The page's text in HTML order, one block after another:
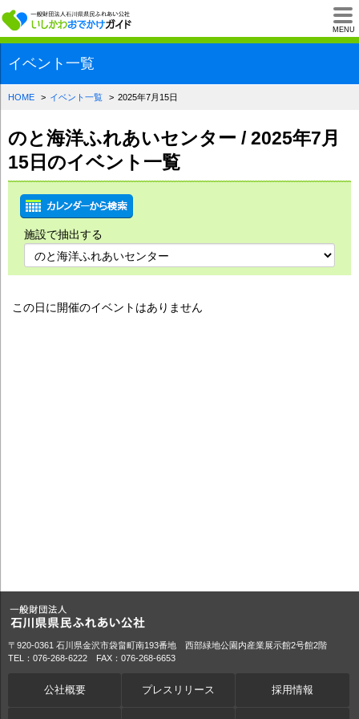
MENU
一般財団法人石川
イベント一覧
HOME イベント一覧 2025年7月15日
のと海洋ふれあいセンター / 2025年7月
15日のイベント一覧
施設で抽出する
この日に開催のイベントはありません
〒920-0361 石川県金沢市袋畠町南193番地 西部緑地公園内産業展示館2号館2階
TEL：076-268-6222 FAX：076-268-6653
公社概要 プレスリリース 採用情報